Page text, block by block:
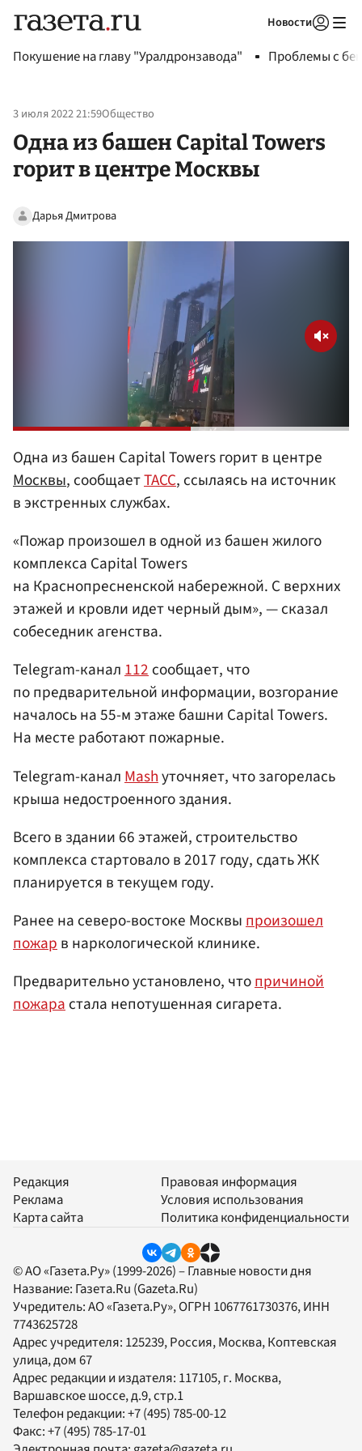
Новости
Покушение на главу "Уралдронзавода" Проблемы с
3 июля 2022 21:59Общество
Одна из башен Capital Towers
горит в центре Москвы
Дарья Дмитрова
Одна из башен Capital Towers горит в центре
Москвы, сообщаетТАСС, ссылаясь на источник
в экстренных службах.
«Пожар произошел в одной из башен жилого
комплекса Capital Towers
на Краснопресненской набережной. С верхних
этажей и кровли идет черный дым», — сказал
собеседник агенства.
Telegram-канал112сообщает, что
по предварительной информации, возгорание
началось на 55-м этаже башни Capital Towers.
На месте работают пожарные.
Telegram-канал Mashуточняет, что загорелась
крыша недостроенного здания.
Всего в здании 66 этажей, строительство
комплекса стартовало в 2017 году, сдать ЖК
планируется в текущем году.
Ранее на северо-востоке Москвыпроизошел
пожарв наркологической клинике.
Предварительно установлено, чтопричиной
пожарастала непотушенная сигарета.
Редакция
Реклама
Карта сайта
Правовая информация
Условия использования
Политика конфиденциальности
© АО «Газета.Ру» (1999-2026) – Главные новости дня
Название: Газета.Ru (Gazeta.Ru)
Учредитель:АО «Газета.Ру», ОГРН 1067761730376, ИНН
7743625728
Адрес учредителя: 125239, Россия, Москва, Коптевская
улица, дом 67
Адрес редакции и издателя: 117105, г. Москва,
Варшавское шоссе, д.9, стр.1
Телефон редакции:+7 (495) 785-00-12
Факс:+7 (495) 785-17-01